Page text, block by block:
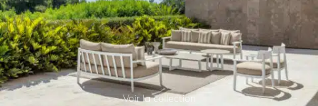
Voir la collection